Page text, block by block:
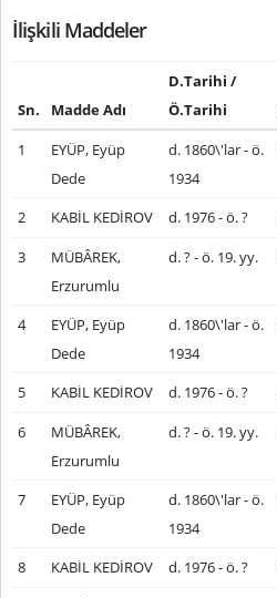
İlişkili Maddeler
Sn. Madde Adı
D.Tarihi /
Ö.Tarihi
1
EYÜP, Eyüp
Dede
d. 1860\'lar - ö.
1934
2 KABİL KEDİROV d. 1976 - ö. ?
3
MÜBÂREK,
Erzurumlu
d. ? - ö. 19. yy.
4
EYÜP, Eyüp
Dede
d. 1860\'lar - ö.
1934
5 KABİL KEDİROV d. 1976 - ö. ?
6
MÜBÂREK,
Erzurumlu
d. ? - ö. 19. yy.
7
EYÜP, Eyüp
Dede
d. 1860\'lar - ö.
1934
8 KABİL KEDİROV d. 1976 - ö. ?